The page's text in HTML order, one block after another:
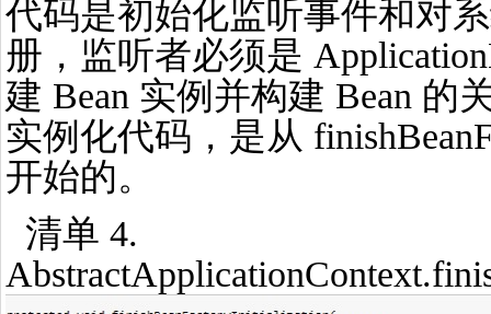
代码是初始化监听事件和对
册，监听者必须是
建 Bean 实例并构建 Bean 的
实例化代码，是从
开始的。
清单 4.